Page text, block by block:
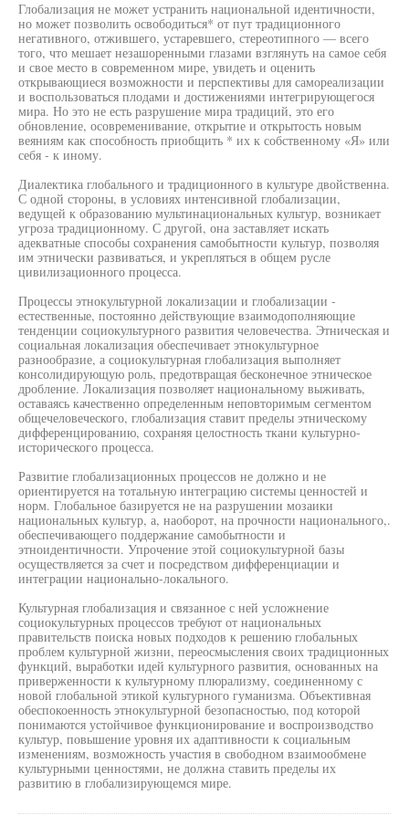
Глобализация не может устранить национальной идентичности,
но может позволить освободиться* от пут традиционного
негативного, отжившего, устаревшего, стереотипного — всего
того, что мешает незашоренными глазами взглянуть на самое себя
и свое место в современном мире, увидеть и оценить
открывающиеся возможности и перспективы для самореализации
и воспользоваться плодами и достижениями интегрирующегося
мира. Но это не есть разрушение мира традиций, это его
обновление, осовременивание, открытие и открытость новым
веяниям как способность приобщить * их к собственному «Я» или
себя - к иному.
Диалектика глобального и традиционного в культуре двойственна.
С одной стороны, в условиях интенсивной глобализации,
ведущей к образованию мультинациональных культур, возникает
угроза традиционному. С другой, она заставляет искать
адекватные способы сохранения самобытности культур, позволяя
им этнически развиваться, и укрепляться в общем русле
цивилизационного процесса.
Процессы этнокультурной локализации и глобализации -
естественные, постоянно действующие взаимодополняющие
тенденции социокультурного развития человечества. Этническая и
социальная локализация обеспечивает этнокультурное
разнообразие, а социокультурная глобализация выполняет
консолидирующую роль, предотвращая бесконечное этническое
дробление. Локализация позволяет национальному выживать,
оставаясь качественно определенным неповторимым сегментом
общечеловеческого, глобализация ставит пределы этническому
дифференцированию, сохраняя целостность ткани культурно-
исторического процесса.
Развитие глобализационных процессов не должно и не
ориентируется на тотальную интеграцию системы ценностей и
норм. Глобальное базируется не на разрушении мозаики
национальных культур, а, наоборот, на прочности национального,.
обеспечивающего поддержание самобытности и
этноидентичности. Упрочение этой социокультурной базы
осуществляется за счет и посредством дифференциации и
интеграции национально-локального.
Культурная глобализация и связанное с ней усложнение
социокультурных процессов требуют от национальных
правительств поиска новых подходов к решению глобальных
проблем культурной жизни, переосмысления своих традиционных
функций, выработки идей культурного развития, основанных на
приверженности к культурному плюрализму, соединенному с
новой глобальной этикой культурного гуманизма. Объективная
обеспокоенность этнокультурной безопасностью, под которой
понимаются устойчивое функционирование и воспроизводство
культур, повышение уровня их адаптивности к социальным
изменениям, возможность участия в свободном взаимообмене
культурными ценностями, не должна ставить пределы их
развитию в глобализирующемся мире.